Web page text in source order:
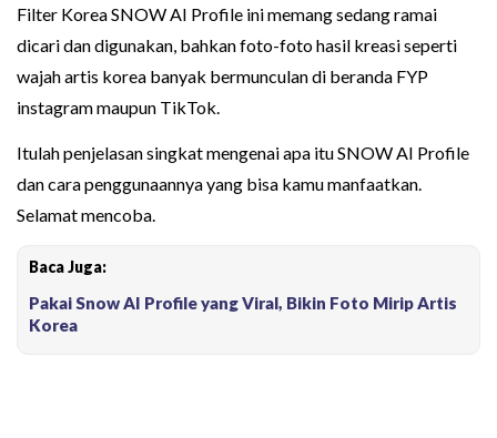
Filter Korea SNOW AI Profile ini memang sedang ramai
dicari dan digunakan, bahkan foto-foto hasil kreasi seperti
wajah artis korea banyak bermunculan di beranda FYP
instagram maupun TikTok.
Itulah penjelasan singkat mengenai apa itu SNOW AI Profile
dan cara penggunaannya yang bisa kamu manfaatkan.
Selamat mencoba.
Baca Juga:
Pakai Snow AI Profile yang Viral, Bikin Foto Mirip Artis
Korea